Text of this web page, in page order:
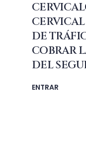
DE
COBRAR
DEL
ENTRAR